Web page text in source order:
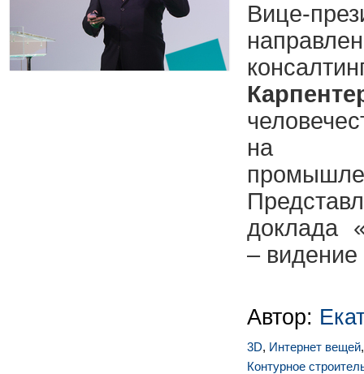
Вице-
на
доклада
– видение
Автор:
3D, Интернет вещей
Контурное